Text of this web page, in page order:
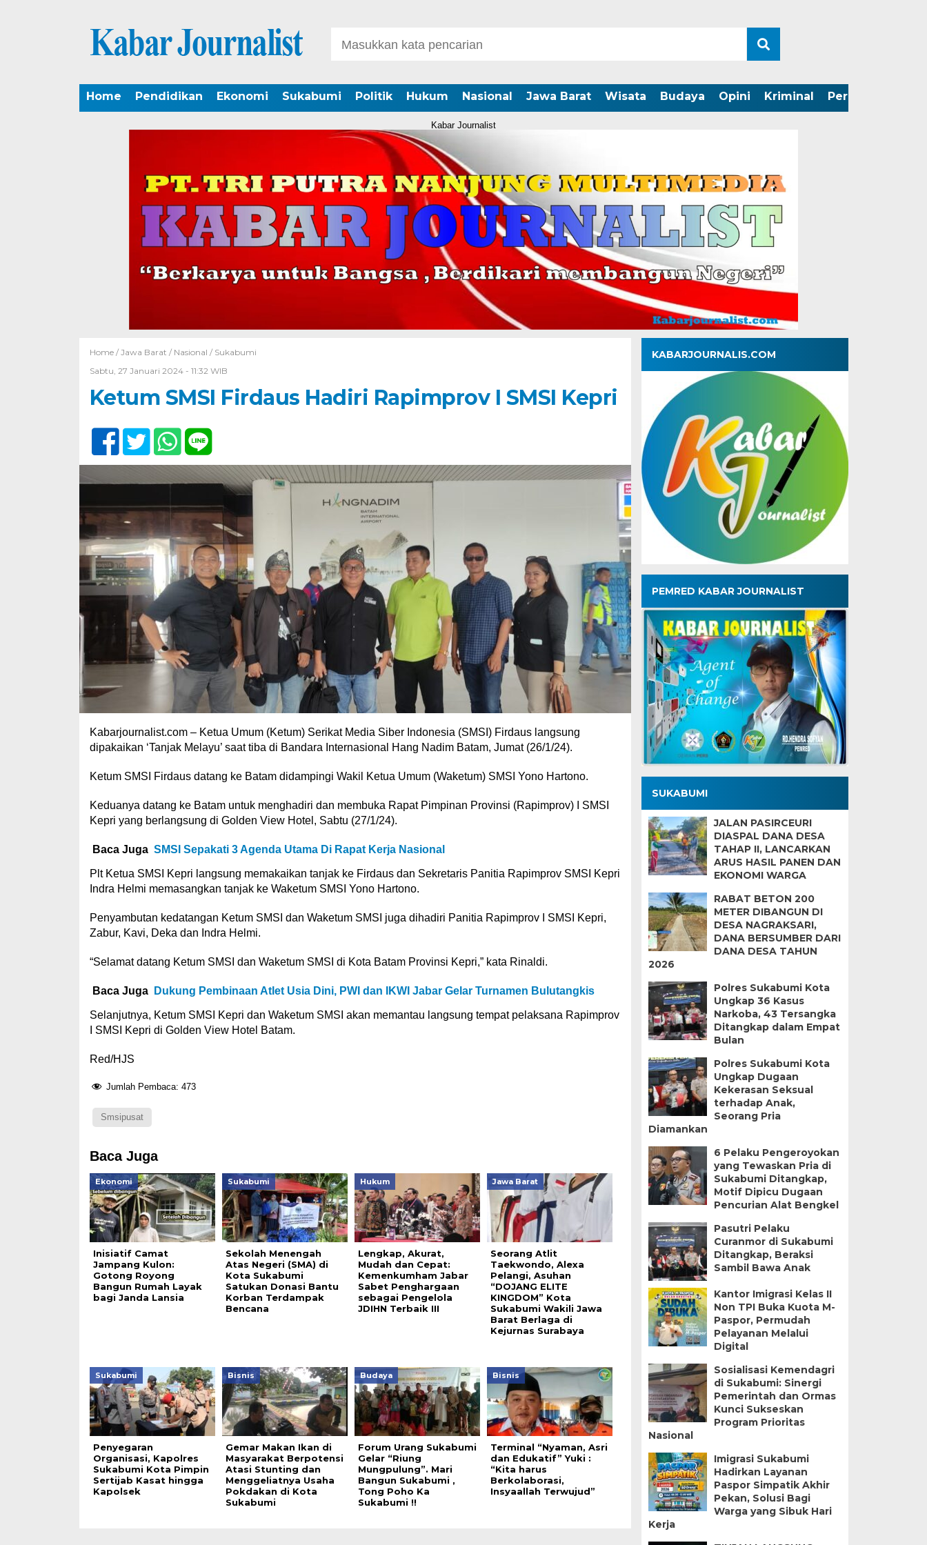
Home Pendidikan Ekonomi Sukabumi Politik Hukum Nasional Jawa Barat Wisata Budaya Opini Kriminal Peristiwa
Kabar Journalist
Home / Jawa Barat / Nasional / Sukabumi
Sabtu, 27 Januari 2024 - 11:32 WIB
Ketum SMSI Firdaus Hadiri Rapimprov I SMSI Kepri
Kabarjournalist.com – Ketua Umum (Ketum) Serikat Media Siber Indonesia (SMSI) Firdaus langsung
dipakaikan ‘Tanjak Melayu’ saat tiba di Bandara Internasional Hang Nadim Batam, Jumat (26/1/24).
Ketum SMSI Firdaus datang ke Batam didampingi Wakil Ketua Umum (Waketum) SMSI Yono Hartono.
Keduanya datang ke Batam untuk menghadiri dan membuka Rapat Pimpinan Provinsi (Rapimprov) I SMSI
Kepri yang berlangsung di Golden View Hotel, Sabtu (27/1/24).
Baca Juga SMSI Sepakati 3 Agenda Utama Di Rapat Kerja Nasional
Plt Ketua SMSI Kepri langsung memakaikan tanjak ke Firdaus dan Sekretaris Panitia Rapimprov SMSI Kepri
Indra Helmi memasangkan tanjak ke Waketum SMSI Yono Hartono.
Penyambutan kedatangan Ketum SMSI dan Waketum SMSI juga dihadiri Panitia Rapimprov I SMSI Kepri,
Zabur, Kavi, Deka dan Indra Helmi.
“Selamat datang Ketum SMSI dan Waketum SMSI di Kota Batam Provinsi Kepri,” kata Rinaldi.
Baca Juga Dukung Pembinaan Atlet Usia Dini, PWI dan IKWI Jabar Gelar Turnamen Bulutangkis
Selanjutnya, Ketum SMSI Kepri dan Waketum SMSI akan memantau langsung tempat pelaksana Rapimprov
I SMSI Kepri di Golden View Hotel Batam.
Red/HJS
Jumlah Pembaca: 473
Smsipusat
Baca Juga
Ekonomi
Inisiatif Camat
Jampang Kulon:
Gotong Royong
Bangun Rumah Layak
bagi Janda Lansia
Sukabumi
Sekolah Menengah
Atas Negeri (SMA) di
Kota Sukabumi
Satukan Donasi Bantu
Korban Terdampak
Bencana
Hukum
Lengkap, Akurat,
Mudah dan Cepat:
Kemenkumham Jabar
Sabet Penghargaan
sebagai Pengelola
JDIHN Terbaik III
Jawa Barat
Seorang Atlit
Taekwondo, Alexa
Pelangi, Asuhan
“DOJANG ELITE
KINGDOM” Kota
Sukabumi Wakili Jawa
Barat Berlaga di
Kejurnas Surabaya
Sukabumi
Penyegaran
Organisasi, Kapolres
Sukabumi Kota Pimpin
Sertijab Kasat hingga
Kapolsek
Bisnis
Gemar Makan Ikan di
Masyarakat Berpotensi
Atasi Stunting dan
Menggeliatnya Usaha
Pokdakan di Kota
Sukabumi
Budaya
Forum Urang Sukabumi
Gelar “Riung
Mungpulung”. Mari
Bangun Sukabumi ,
Tong Poho Ka
Sukabumi !!
Bisnis
Terminal “Nyaman, Asri
dan Edukatif” Yuki :
“Kita harus
Berkolaborasi,
Insyaallah Terwujud”
KABARJOURNALIS.COM
PEMRED KABAR JOURNALIST
SUKABUMI
JALAN PASIRCEURI
DIASPAL DANA DESA
TAHAP II, LANCARKAN
ARUS HASIL PANEN DAN
EKONOMI WARGA
RABAT BETON 200
METER DIBANGUN DI
DESA NAGRAKSARI,
DANA BERSUMBER DARI
DANA DESA TAHUN
2026
Polres Sukabumi Kota
Ungkap 36 Kasus
Narkoba, 43 Tersangka
Ditangkap dalam Empat
Bulan
Polres Sukabumi Kota
Ungkap Dugaan
Kekerasan Seksual
terhadap Anak,
Seorang Pria
Diamankan
6 Pelaku Pengeroyokan
yang Tewaskan Pria di
Sukabumi Ditangkap,
Motif Dipicu Dugaan
Pencurian Alat Bengkel
Pasutri Pelaku
Curanmor di Sukabumi
Ditangkap, Beraksi
Sambil Bawa Anak
Kantor Imigrasi Kelas II
Non TPI Buka Kuota M-
Paspor, Permudah
Pelayanan Melalui
Digital
Sosialisasi Kemendagri
di Sukabumi: Sinergi
Pemerintah dan Ormas
Kunci Sukseskan
Program Prioritas
Nasional
Imigrasi Sukabumi
Hadirkan Layanan
Paspor Simpatik Akhir
Pekan, Solusi Bagi
Warga yang Sibuk Hari
Kerja